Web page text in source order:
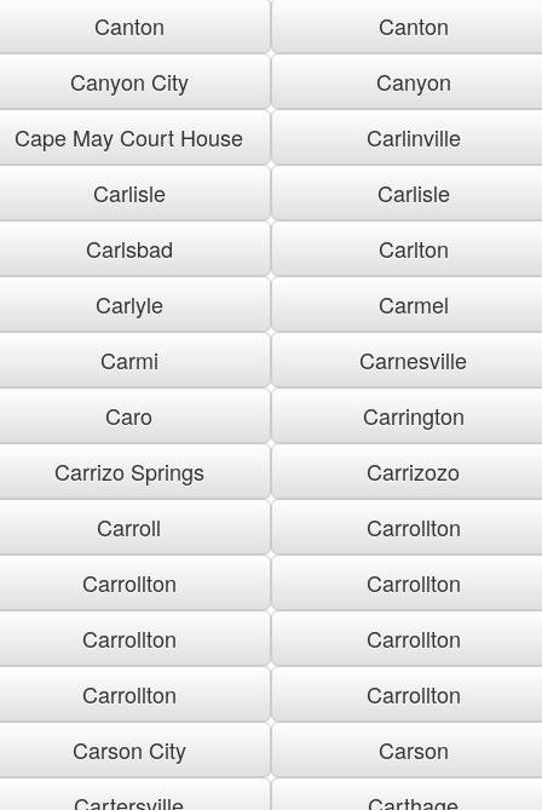
Canton
Canton
Canyon City
Canyon
Cape May Court House
Carlinville
Carlisle
Carlisle
Carlsbad
Carlton
Carlyle
Carmel
Carmi
Carnesville
Caro
Carrington
Carrizo Springs
Carrizozo
Carroll
Carrollton
Carrollton
Carrollton
Carrollton
Carrollton
Carrollton
Carrollton
Carson City
Carson